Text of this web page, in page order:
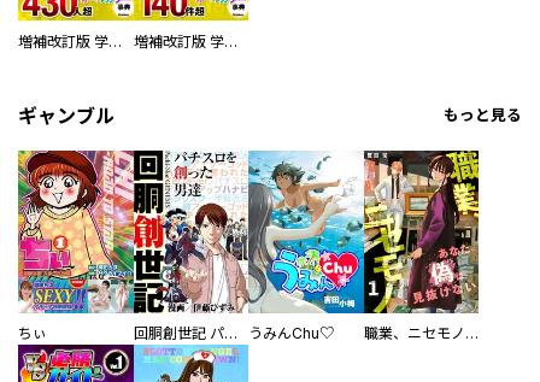
増補改訂版 学研まんが NEW世界の歴史 別巻 人物学習事典 増補改訂版 学研まんが NEW世界の歴史 別巻 世界遺産学習事典
ギャンブル もっと見る
ちぃ 回胴創世記 パチスロを創った男達 うみんChu♡ 職業、ニセモノ～あなたに偽は見抜けない【電子単行本版】